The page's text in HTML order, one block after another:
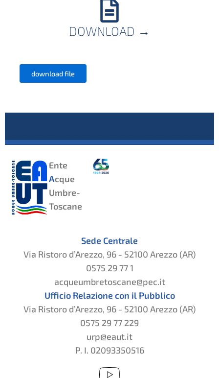
DOWNLOAD →
download file
Ente
Acque
Umbre-
Toscane
Sede Centrale
Via Ristoro d’Arezzo, 96 - 52100 Arezzo (AR)
0575 29 77 1
acqueumbretoscane@pec.it
Ufficio Relazione con il Pubblico
Via Ristoro d’Arezzo, 96 - 52100 Arezzo (AR)
0575 29 77 229
urp@eaut.it
P. I. 02093350516